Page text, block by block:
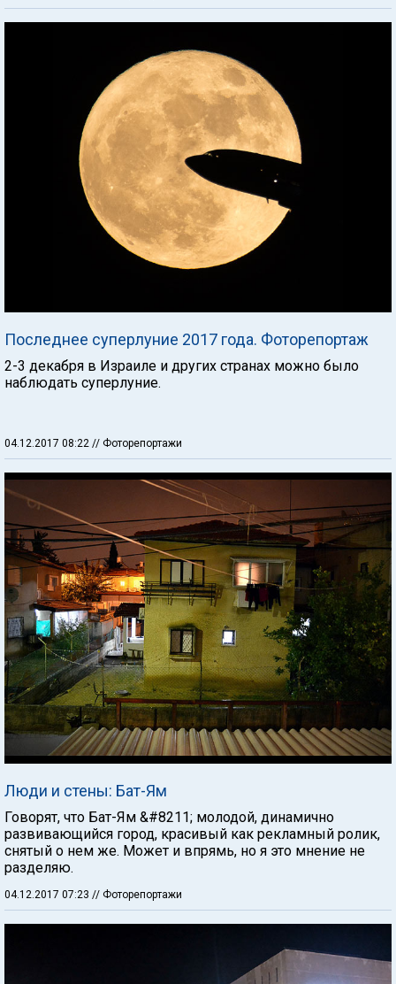
Последнее суперлуние 2017 года. Фоторепортаж
2-3 декабря в Израиле и других странах можно было
наблюдать суперлуние.
04.12.2017 08:22 // Фоторепортажи
Люди и стены: Бат-Ям
Говорят, что Бат-Ям &#8211; молодой, динамично
развивающийся город, красивый как рекламный ролик,
снятый о нем же. Может и впрямь, но я это мнение не
разделяю.
04.12.2017 07:23 // Фоторепортажи